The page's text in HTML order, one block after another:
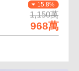
15.8%
1,150萬
968萬